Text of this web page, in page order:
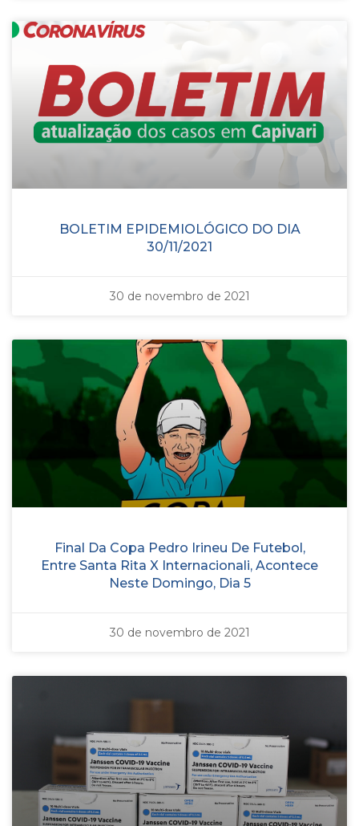
BOLETIM EPIDEMIOLÓGICO DO DIA
30/11/2021
30 de novembro de 2021
Final Da Copa Pedro Irineu De Futebol,
Entre Santa Rita X Internacionali, Acontece
Neste Domingo, Dia 5
30 de novembro de 2021